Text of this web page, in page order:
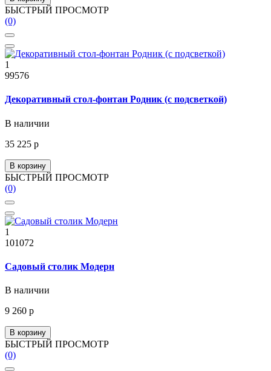
БЫСТРЫЙ ПРОСМОТР
(0)
1
99576
Декоративный стол-фонтан Родник (с подсветкой)
В наличии
35 225 р
В корзину
БЫСТРЫЙ ПРОСМОТР
(0)
1
101072
Садовый столик Модерн
В наличии
9 260 р
В корзину
БЫСТРЫЙ ПРОСМОТР
(0)